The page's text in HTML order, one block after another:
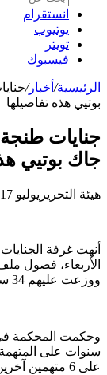
انستقرام
يوتيوب
تويتر
فيسبوك
الرئيسية/ أخبار/
بوتيي هذه تفاصيلها
جاك بوتيي
هيئة التحرير يوليو 17, 2024
أنهت غرفة
الأربعاء، فصول
ووزعت عليهم 34 سنة سجنا بعد جلسة ماراطونية.
على 6 متهمين آخرين.